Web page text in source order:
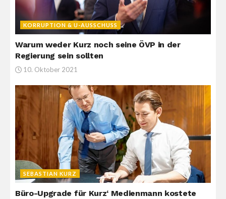
KORRUPTION & U-AUSSCHUSS
Warum weder Kurz noch seine ÖVP in der
Regierung sein sollten
10. Oktober 2021
SEBASTIAN KURZ
Büro-Upgrade für Kurz‘ Medienmann kostete